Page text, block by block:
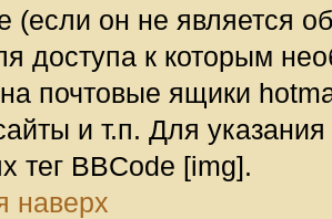
(если он не является
доступа к которым
почтовые ящики
и т.п. Для
тег BBCode [img].
наверх